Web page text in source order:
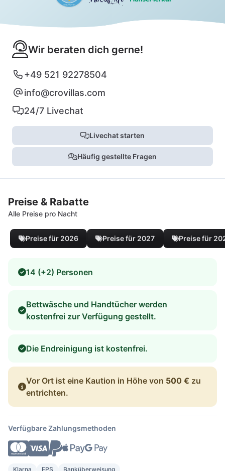
Wir beraten dich gerne!
+49 521 92278504
info@crovillas.com
24/7 Livechat
Livechat starten
Häufig gestellte Fragen
Preise & Rabatte
Alle Preise pro Nacht
Preise für 2026 Preise für 2027 Preise für
14 (+2) Personen
Bettwäsche und Handtücher werden
kostenfrei zur Verfügung gestellt.
Die Endreinigung ist kostenfrei.
Vor Ort ist eine Kaution in Höhe von 500 € zu
entrichten.
Verfügbare Zahlungsmethoden
Klarna EPS Banküberweisung